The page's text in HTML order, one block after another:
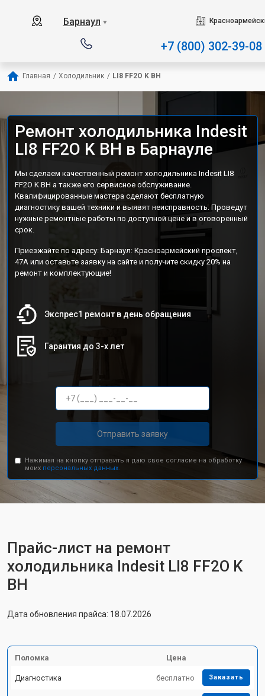
Барнаул ▼
+7 (800) 302-39-08
Главная / Холодильник / LI8 FF2O K BH
Ремонт холодильника Indesit
LI8 FF2O K BH в Барнауле
Мы сделаем качественный ремонт холодильника Indesit LI8
FF2O K BH а также его сервисное обслуживание.
Квалифицированные мастера сделают бесплатную
диагностику вашей техники и выявят неисправность. Проведут
нужные ремонтные работы по доступной цене и в оговоренный
срок.
Приезжайте по адресу: Барнаул: Красноармейский проспект,
47А или оставьте заявку на сайте и получите скидку 20% на
ремонт и комплектующие!
Экспрес1 ремонт в день обращения
Гарантия до 3-х лет
Отправить заявку
Нажимая на кнопку отправить я даю свое согласие на обработку
моих персональных данных.
Прайс-лист на ремонт
холодильника Indesit LI8 FF2O K
BH
Дата обновления прайса: 18.07.2026
Поломка Цена
Диагностика бесплатно Заказать